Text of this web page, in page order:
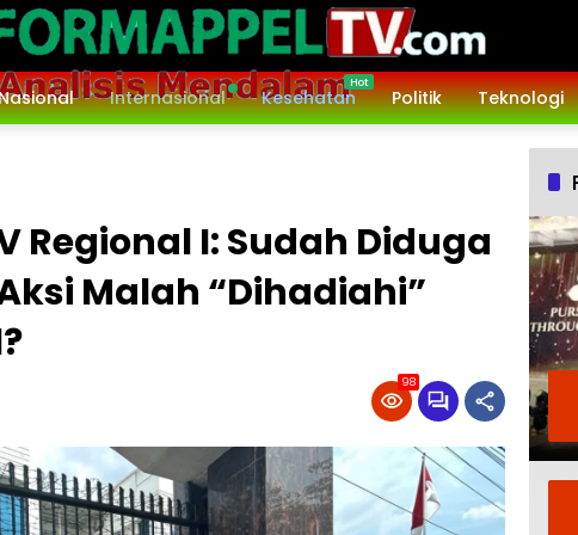
Internasional Kesehatan Politik Teknologi
Regional I: Sudah Diduga
Malah “Dihadiahi”
98